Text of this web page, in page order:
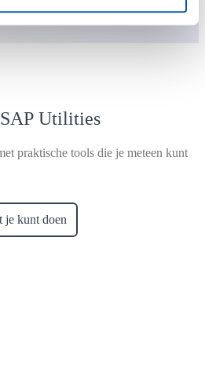
Utilities
praktische tools die je meteen kunt
kunt doen